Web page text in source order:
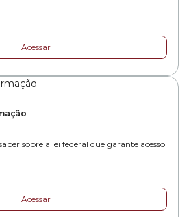
Acessar
sobre a lei federal que garante acesso
Acessar